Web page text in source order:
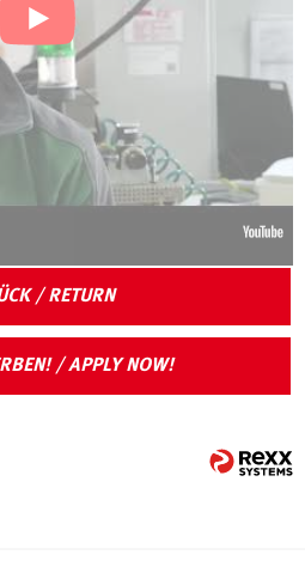
/ RETURN
/ APPLY NOW!